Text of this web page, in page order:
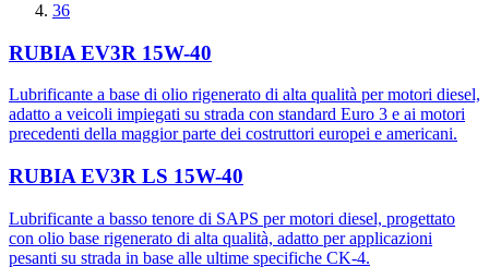
36
RUBIA EV3R 15W-40
Lubrificante a base di olio rigenerato di alta qualità per motori diesel,
adatto a veicoli impiegati su strada con standard Euro 3 e ai motori
precedenti della maggior parte dei costruttori europei e americani.
RUBIA EV3R LS 15W-40
Lubrificante a basso tenore di SAPS per motori diesel, progettato
con olio base rigenerato di alta qualità, adatto per applicazioni
pesanti su strada in base alle ultime specifiche CK-4.